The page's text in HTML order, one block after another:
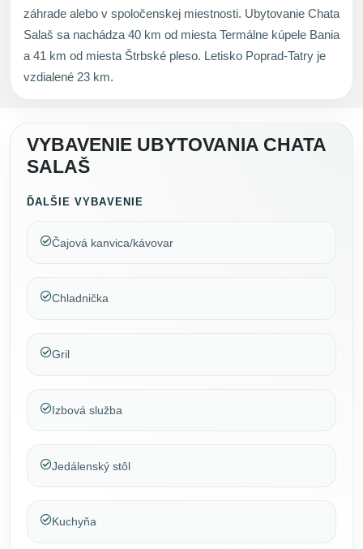
záhrade alebo v spoločenskej miestnosti. Ubytovanie Chata
Salaš sa nachádza 40 km od miesta Termálne kúpele Bania
a 41 km od miesta Štrbské pleso. Letisko Poprad-Tatry je
vzdialené 23 km.
VYBAVENIE UBYTOVANIA CHATA
SALAŠ
ĎALŠIE VYBAVENIE
Čajová kanvica/kávovar
Chladnička
Gril
Izbová služba
Jedálenský stôl
Kuchyňa